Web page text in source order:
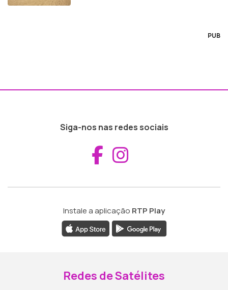
PUB
Siga-nos nas redes sociais
Aceder ao
Instale a aplicação RTP Play
Redes de Satélites